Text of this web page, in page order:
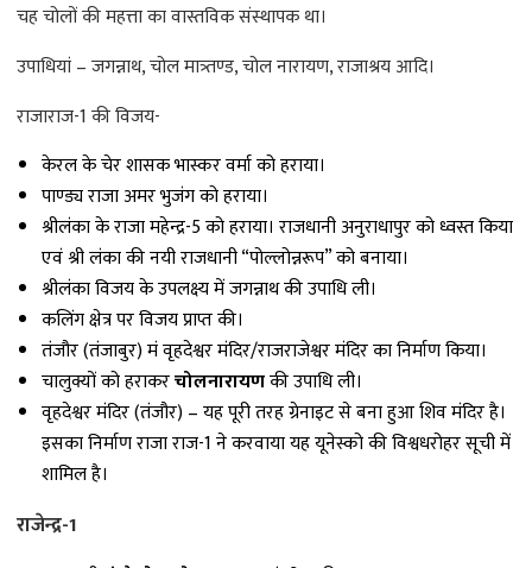
चह चोलों की महत्ता का वास्तविक संस्थापक था।
उपाधियां – जगन्नाथ, चोल मात्र्तण्ड, चोल नारायण, राजाश्रय आदि।
राजाराज-1 की विजय-
केरल के चेर शासक भास्कर वर्मा को हराया।
पाण्ड्य राजा अमर भुजंग को हराया।
श्रीलंका के राजा महेन्द्र-5 को हराया। राजधानी अनुराधापुर को ध्वस्त किया
एवं श्री लंका की नयी राजधानी “पोल्लोन्नरूप” को बनाया।
श्रीलंका विजय के उपलक्ष्य में जगन्नाथ की उपाधि ली।
कलिंग क्षेत्र पर विजय प्राप्त की।
तंजौर (तंजाबुर) मं वृहदेश्वर मंदिर/राजराजेश्वर मंदिर का निर्माण किया।
चालुक्यों को हराकरचोलनारायणकी उपाधि ली।
वृहदेश्वर मंदिर (तंजौर) – यह पूरी तरह ग्रेनाइट से बना हुआ शिव मंदिर है।
इसका निर्माण राजा राज-1 ने करवाया यह यूनेस्को की विश्वधरोहर सूची में
शामिल है।
राजेन्द्र-1